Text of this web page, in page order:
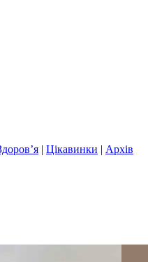
| Цікавинки | Архів